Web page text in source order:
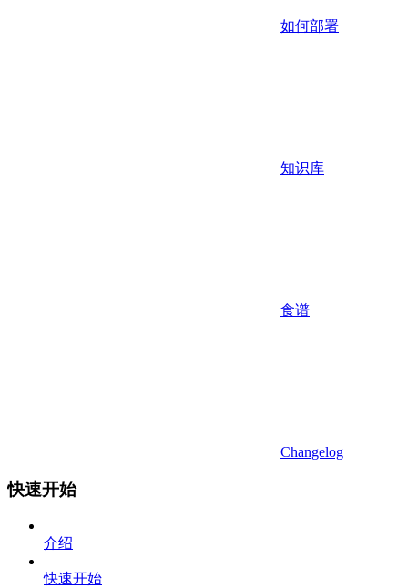
如何部署
知识库
食谱
Changelog
快速开始
介绍
快速开始